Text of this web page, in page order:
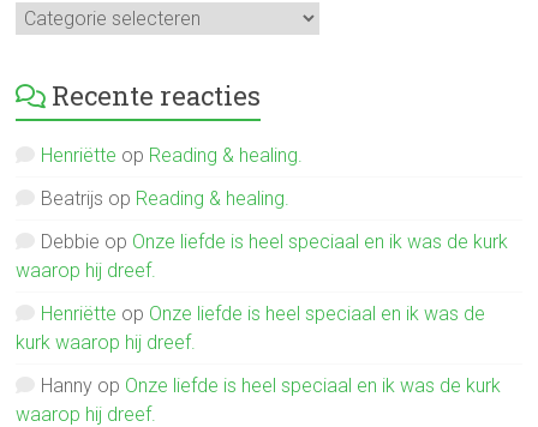
Mijn
verhalen
Recente reacties
Henriëtte op Reading & healing.
Beatrijs op Reading & healing.
Debbie op Onze liefde is heel speciaal en ik was de kurk
waarop hij dreef.
Henriëtte op Onze liefde is heel speciaal en ik was de
kurk waarop hij dreef.
Hanny op Onze liefde is heel speciaal en ik was de kurk
waarop hij dreef.